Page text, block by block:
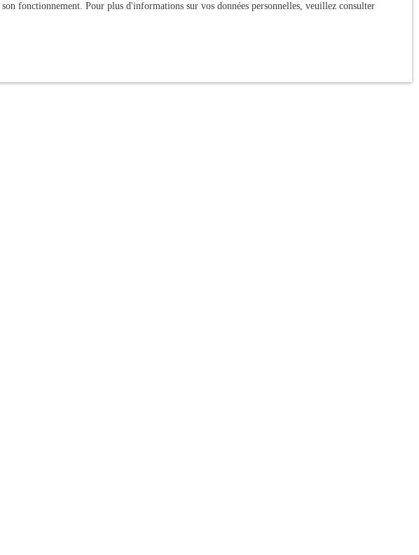
fonctionnement. Pour plus d'informations sur vos données personnelles, veuillez consulter